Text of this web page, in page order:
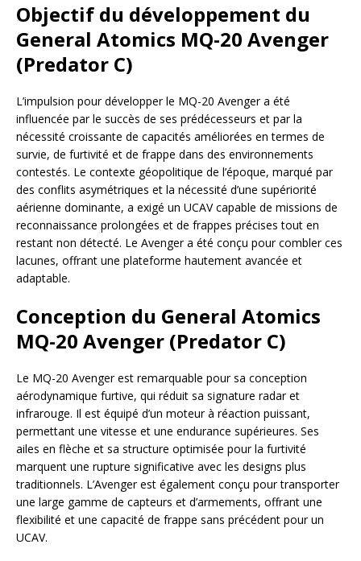
Objectif du développement du
General Atomics MQ-20 Avenger
(Predator C)
L’impulsion pour développer le MQ-20 Avenger a été
influencée par le succès de ses prédécesseurs et par la
nécessité croissante de capacités améliorées en termes de
survie, de furtivité et de frappe dans des environnements
contestés. Le contexte géopolitique de l’époque, marqué par
des conflits asymétriques et la nécessité d’une supériorité
aérienne dominante, a exigé un UCAV capable de missions de
reconnaissance prolongées et de frappes précises tout en
restant non détecté. Le Avenger a été conçu pour combler ces
lacunes, offrant une plateforme hautement avancée et
adaptable.
Conception du General Atomics
MQ-20 Avenger (Predator C)
Le MQ-20 Avenger est remarquable pour sa conception
aérodynamique furtive, qui réduit sa signature radar et
infrarouge. Il est équipé d’un moteur à réaction puissant,
permettant une vitesse et une endurance supérieures. Ses
ailes en flèche et sa structure optimisée pour la furtivité
marquent une rupture significative avec les designs plus
traditionnels. L’Avenger est également conçu pour transporter
une large gamme de capteurs et d’armements, offrant une
flexibilité et une capacité de frappe sans précédent pour un
UCAV.